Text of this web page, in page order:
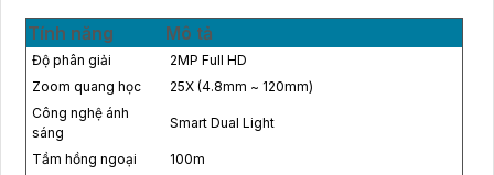
Tính năng Mô tả
Độ phân giải
2MP Full HD
Zoom quang học
25X (4.8mm ~ 120mm)
Công nghệ ánh
sáng
Smart Dual Light
Tầm hồng ngoại
100m